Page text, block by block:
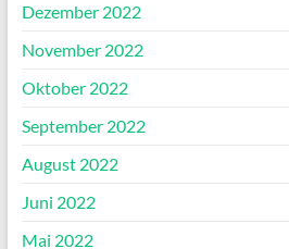
Dezember 2022
November 2022
Oktober 2022
September 2022
August 2022
Juni 2022
Mai 2022